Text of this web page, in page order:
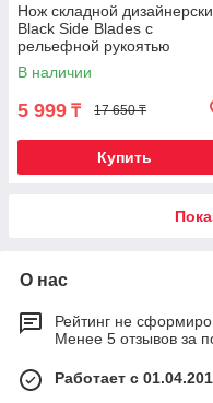
Нож складной
Black Side Blades с
рельефной рукоятью
(Рыцарь)
В наличии
5 999 ₸ 17 650 ₸
Купить
О нас
Рейтинг не
Менее 5 отзывов за
Работает с